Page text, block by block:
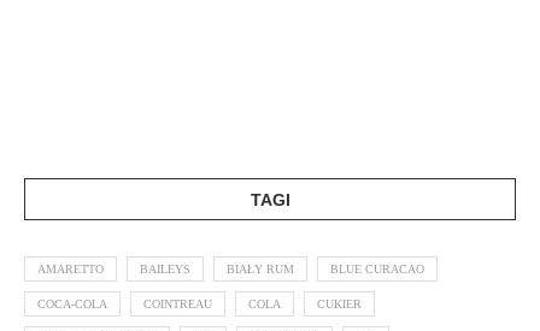
TAGI
AMARETTO BAILEYS BIAŁY RUM BLUE CURACAO
COCA-COLA COINTREAU COLA CUKIER